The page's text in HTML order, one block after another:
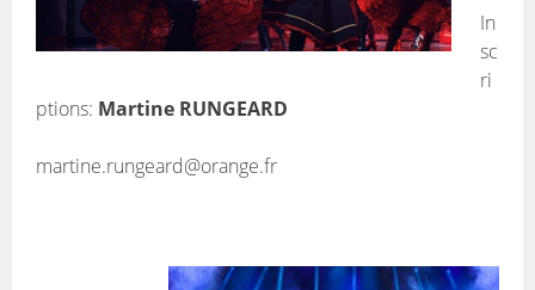
In
sc
ri
ptions: Martine RUNGEARD
martine.rungeard@orange.fr